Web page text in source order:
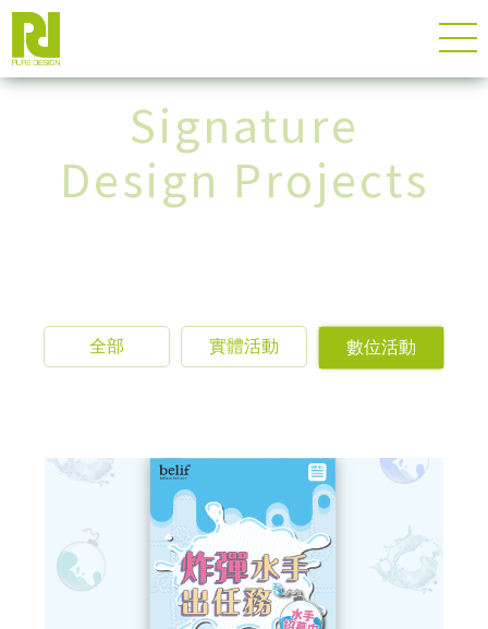
Signature
Design Projects
全部 實體活動 數位活動